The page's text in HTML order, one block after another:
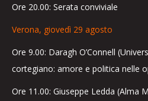
Ore 20.00: Serata conviviale
Verona, giovedì 29 agosto
Ore 9.00: Daragh O’Connell
cortegiano: amore e politica nelle
Ore 11.00: Giuseppe Ledda (Alma